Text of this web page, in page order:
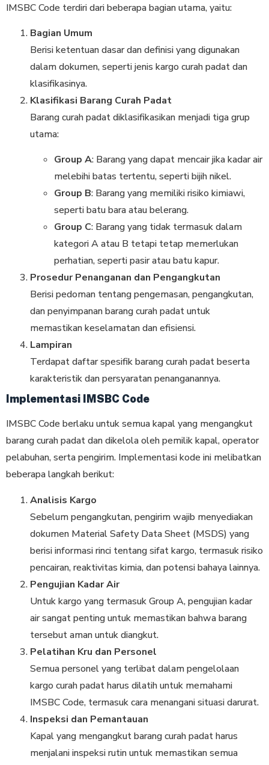
IMSBC Code terdiri dari beberapa bagian utama, yaitu:
Bagian Umum
Berisi ketentuan dasar dan definisi yang digunakan
dalam dokumen, seperti jenis kargo curah padat dan
klasifikasinya.
Klasifikasi Barang Curah Padat
Barang curah padat diklasifikasikan menjadi tiga grup
utama:
Group A: Barang yang dapat mencair jika kadar air
melebihi batas tertentu, seperti bijih nikel.
Group B: Barang yang memiliki risiko kimiawi,
seperti batu bara atau belerang.
Group C: Barang yang tidak termasuk dalam
kategori A atau B tetapi tetap memerlukan
perhatian, seperti pasir atau batu kapur.
Prosedur Penanganan dan Pengangkutan
Berisi pedoman tentang pengemasan, pengangkutan,
dan penyimpanan barang curah padat untuk
memastikan keselamatan dan efisiensi.
Lampiran
Terdapat daftar spesifik barang curah padat beserta
karakteristik dan persyaratan penanganannya.
Implementasi IMSBC Code
IMSBC Code berlaku untuk semua kapal yang mengangkut
barang curah padat dan dikelola oleh pemilik kapal, operator
pelabuhan, serta pengirim. Implementasi kode ini melibatkan
beberapa langkah berikut:
Analisis Kargo
Sebelum pengangkutan, pengirim wajib menyediakan
dokumen Material Safety Data Sheet (MSDS) yang
berisi informasi rinci tentang sifat kargo, termasuk risiko
pencairan, reaktivitas kimia, dan potensi bahaya lainnya.
Pengujian Kadar Air
Untuk kargo yang termasuk Group A, pengujian kadar
air sangat penting untuk memastikan bahwa barang
tersebut aman untuk diangkut.
Pelatihan Kru dan Personel
Semua personel yang terlibat dalam pengelolaan
kargo curah padat harus dilatih untuk memahami
IMSBC Code, termasuk cara menangani situasi darurat.
Inspeksi dan Pemantauan
Kapal yang mengangkut barang curah padat harus
menjalani inspeksi rutin untuk memastikan semua